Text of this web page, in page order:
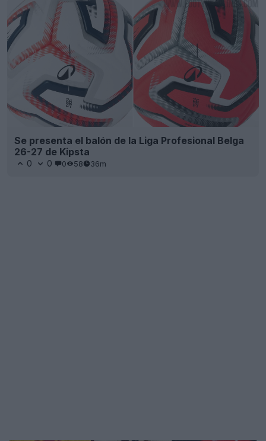
Se presenta el balón de la Liga Profesional Belga
26-27 de Kipsta
0 0 0 58 36m